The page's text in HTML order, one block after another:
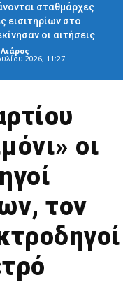
σταθμάρχες
εισιτηρίων στο
οι αιτήσεις
-
2026, 11:27
οι
τον